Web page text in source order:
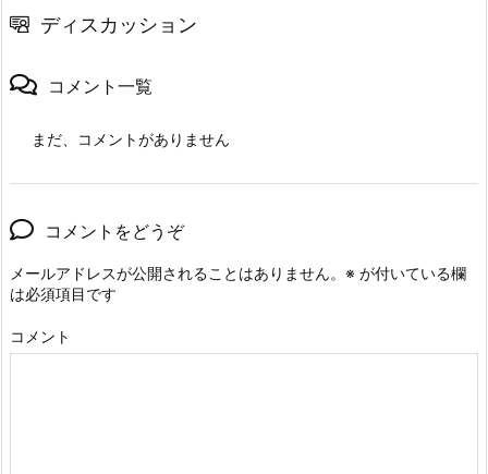
ディスカッション
コメント一覧
まだ、コメントがありません
コメントをどうぞ
メールアドレスが公開されることはありません。 ※ が付いている欄
は必須項目です
コメント